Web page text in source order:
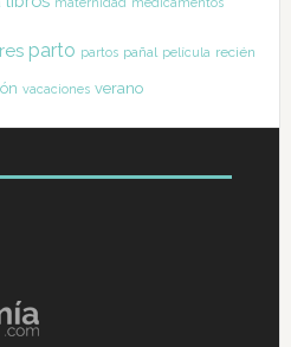
parto partos pañal película recién
vacaciones verano